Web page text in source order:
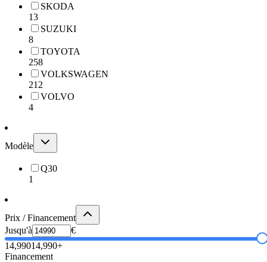
SKODA
13
SUZUKI
8
TOYOTA
258
VOLKSWAGEN
212
VOLVO
4
Modèle
Q30
1
Prix / Financement
Jusqu'à
€
14,99014,990+
Financement